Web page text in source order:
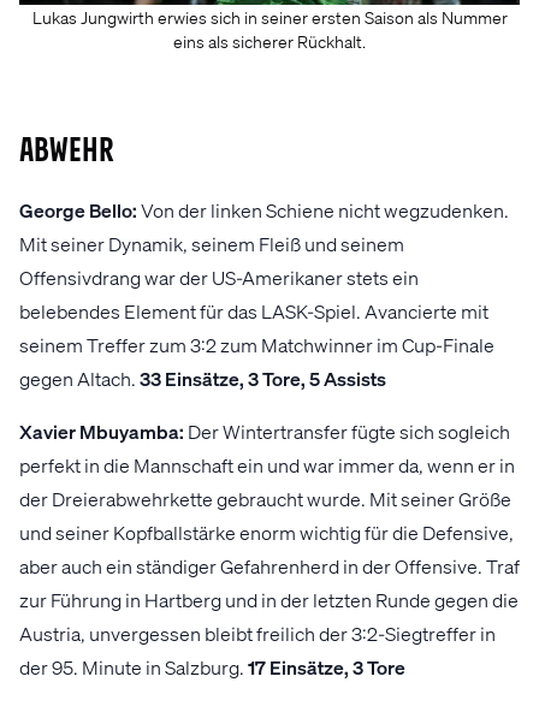
Lukas Jungwirth erwies sich in seiner ersten Saison als Nummer
eins als sicherer Rückhalt.
ABWEHR
George Bello:Von der linken Schiene nicht wegzudenken.
Mit seiner Dynamik, seinem Fleiß und seinem
Offensivdrang war der US-Amerikaner stets ein
belebendes Element für das LASK-Spiel. Avancierte mit
seinem Treffer zum 3:2 zum Matchwinner im Cup-Finale
gegen Altach.33 Einsätze, 3 Tore, 5 Assists
Xavier Mbuyamba: Der Wintertransfer fügte sich sogleich
perfekt in die Mannschaft ein und war immer da, wenn er in
der Dreierabwehrkette gebraucht wurde. Mit seiner Größe
und seiner Kopfballstärke enorm wichtig für die Defensive,
aber auch ein ständiger Gefahrenherd in der Offensive. Traf
zur Führung in Hartberg und in der letzten Runde gegen die
Austria, unvergessen bleibt freilich der 3:2-Siegtreffer in
der 95. Minute in Salzburg.17 Einsätze, 3 Tore